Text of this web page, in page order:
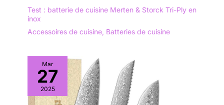
Test : batterie de cuisine Merten & Storck Tri-Ply en
inox
Accessoires de cuisine Batteries de cuisine
Mar
27
2025